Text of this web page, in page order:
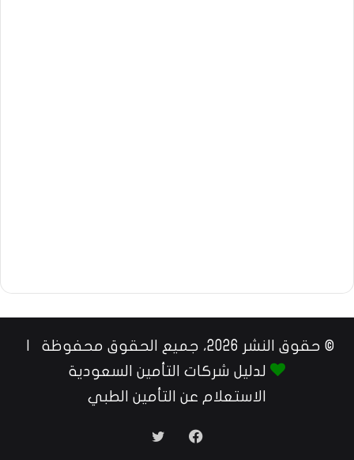
© حقوق النشر 2026، جميع الحقوق محفوظة |
لدليل شركات التأمين السعودية
الاستعلام عن التأمين الطبي
فيسبوك